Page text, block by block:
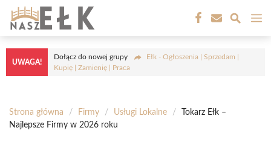
Przejdź
treści
UWAGA!
Dołącz do nowej grupy
Ełk - Ogłoszenia | Sprzedam |
Kupię | Zamienię | Praca
Strona główna / Firmy / Usługi Lokalne /
Tokarz Ełk –
Najlepsze Firmy w 2026 roku